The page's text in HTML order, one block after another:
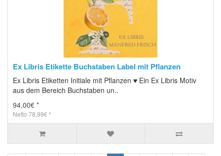
Ex Libris Etikette Buchstaben Label mit Pflanzen
Ex Libris Etiketten Initiale mit Pflanzen ♥ Ein Ex Libris Motiv
aus dem Bereich Buchstaben un..
94,00€ *
Netto 78,99€ *